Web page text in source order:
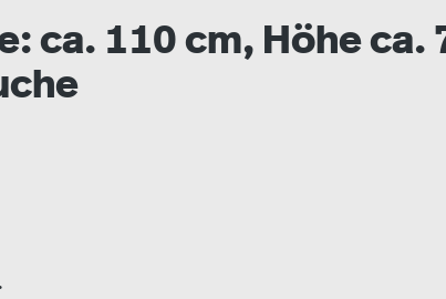
ca. 110 cm, Höhe ca.